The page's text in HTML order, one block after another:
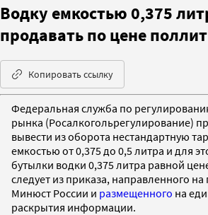
Водку емкостью 0,375
продавать по цене
Копировать ссылку
Федеральная служба по
рынка (Росалкогольрегулирование)
вывести из оборота нестандартную
емкостью от 0,375 до 0,5 литра и для
бутылки водки 0,375 литра равной
следует из приказа, направленного
Минюст России и размещенного на
раскрытия информации.